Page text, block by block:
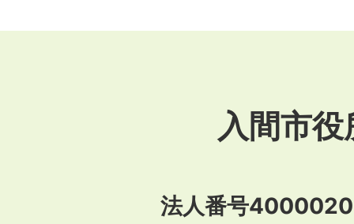
入間市役
法人番号